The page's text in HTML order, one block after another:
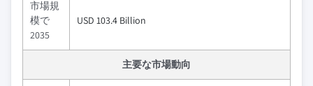
市場規
模で
2035
USD 103.4 Billion
主要な市場動向